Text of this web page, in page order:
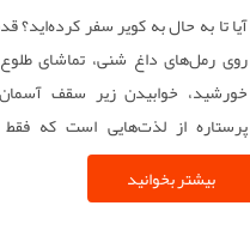
آیا تا به حال به کویر سفر کرده‌اید؟
روی رمل‌های داغ شنی، تماشای
خورشید، خوابیدن زیر سقف
پرستاره از لذت‌هایی است که
نصیبتان می‌شود. کمپ زدن در کویر
هیجان‌انگیزترین و جذاب‌ترین
بیشتر بخوانید